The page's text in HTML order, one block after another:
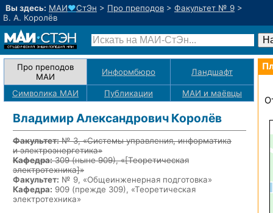
Вы здесь: МАИ♥СтЭн > Про преподов > Факультет № 9 >
В. А. Королёв
Про преподов
МАИ
Информбюро Ландшафт
Символика МАИ Публикации МАИ и маёвцы
Владимир Александрович Королёв
Факультет:№ 3, «Системы управления, информатика
и электроэнергетика»
Кафедра:309(ныне 909), «[Теоретическая
электротехника]»
Факультет: № 9, «Общеинженерная подготовка»
Кафедра: 909 (прежде 309), «Теоретическая
электротехника»